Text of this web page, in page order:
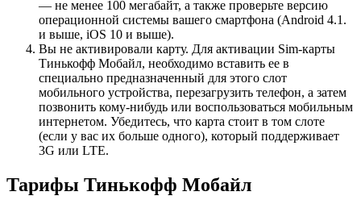
— не менее 100 мегабайт, а также проверьте версию
операционной системы вашего смартфона (Android 4.1.
и выше, iOS 10 и выше).
Вы не активировали карту. Для активации Sim-карты
Тинькофф Мобайл, необходимо вставить ее в
специально предназначенный для этого слот
мобильного устройства, перезагрузить телефон, а затем
позвонить кому-нибудь или воспользоваться мобильным
интернетом. Убедитесь, что карта стоит в том слоте
(если у вас их больше одного), который поддерживает
3G или LTE.
Тарифы Тинькофф Мобайл